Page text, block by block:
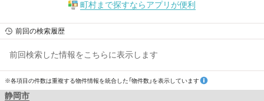
町村まで探すならアプリが便利
前回の検索履歴
前回検索した情報をこちらに表示します
※各項目の件数は重複する物件情報を統合した「物件数」を表示しています
静岡市